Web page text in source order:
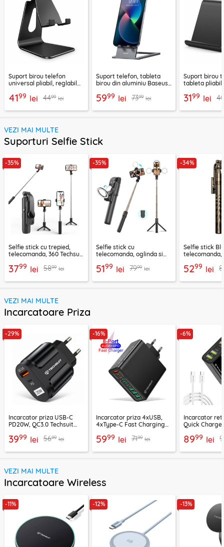
Suport birou telefon
universal pliabil, reglabil
negru
4199 lei 4499 lei
Suport telefon, tableta
birou din aluminiu Baseus,
5999 lei 7399 lei
Suport birou
tableta pliabil
3199 lei
VEZI MAI MULTE
Suporturi Selfie Stick
-35%
Selfie stick cu trepied,
telecomanda, 360 Techsuit
3799 lei 5899 lei
-35%
Selfie stick cu
telecomanda, oglinda si
5199 lei 7999 lei
-34%
Selfie stick
telecomanda,
5299 lei
VEZI MAI MULTE
Incarcatoare Priza
-29%
Incarcator priza USB-C
PD20W, QC3.0 Techsuit
CHPD038
3999 lei 5699 lei
-16%
Incarcator priza 4xUSB,
4xType-C Fast Charging
negru, CHPD224
5999 lei 7199 lei
-6%
Incarcator
Quick Charge
CHC2
8999 lei
VEZI MAI MULTE
Incarcatoare Wireless
-11% -12% -13%